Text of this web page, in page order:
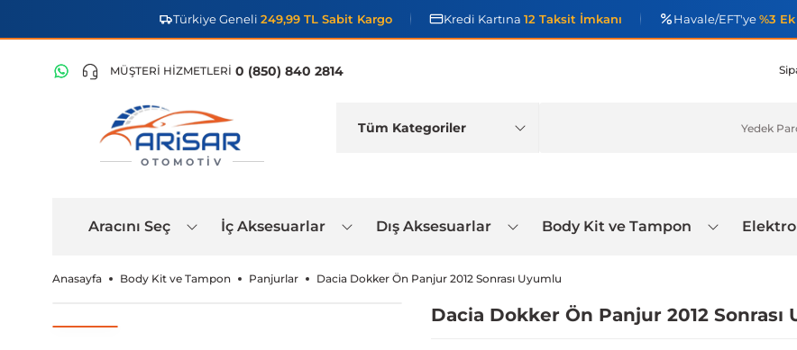
Türkiye Geneli 249,99 TL Sabit Kargo Kredi Kartına 12 Taksit İmkanı Havale/EFT'ye%3
MÜŞTERİ HİZMETLERİ 0 (850) 840 2814
OTOMOTIV
Aracını Seç İç Aksesuarlar Dış Aksesuarlar Body Kit ve Tampon
Anasayfa Body Kit ve Tampon Panjurlar Dacia Dokker Ön Panjur 2012 Sonrası Uyumlu
Dacia Dokker Ön Panjur 2012 Sonrası